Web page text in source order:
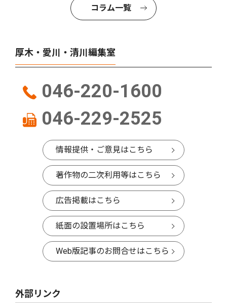
コラム一覧
厚木・愛川・清川編集室
046-220-1600
046-229-2525
情報提供・ご意見はこちら
著作物の二次利用等はこちら
広告掲載はこちら
紙面の設置場所はこちら
Web版記事のお問合せはこちら
外部リンク